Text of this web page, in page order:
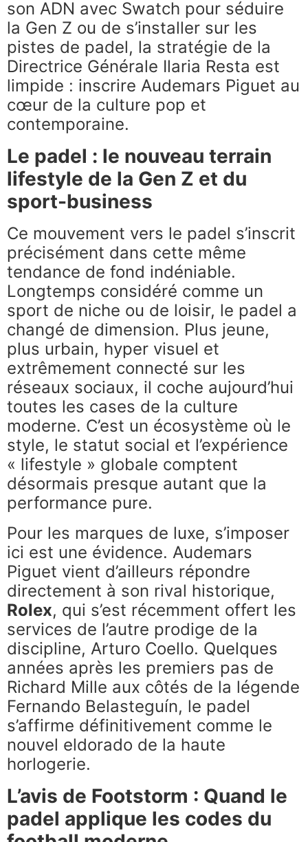
son ADN avec Swatch pour séduire
la Gen Z ou de s’installer sur les
pistes de padel, la stratégie de la
Directrice Générale Ilaria Resta est
limpide : inscrire Audemars Piguet au
cœur de la culture pop et
contemporaine.
Le padel : le nouveau terrain
lifestyle de la Gen Z et du
sport-business
Ce mouvement vers le padel s’inscrit
précisément dans cette même
tendance de fond indéniable.
Longtemps considéré comme un
sport de niche ou de loisir, le padel a
changé de dimension. Plus jeune,
plus urbain, hyper visuel et
extrêmement connecté sur les
réseaux sociaux, il coche aujourd’hui
toutes les cases de la culture
moderne. C’est un écosystème où le
style, le statut social et l’expérience
« lifestyle » globale comptent
désormais presque autant que la
performance pure.
Pour les marques de luxe, s’imposer
ici est une évidence. Audemars
Piguet vient d’ailleurs répondre
directement à son rival historique,
Rolex, qui s’est récemment offert les
services de l’autre prodige de la
discipline, Arturo Coello. Quelques
années après les premiers pas de
Richard Mille aux côtés de la légende
Fernando Belasteguín, le padel
s’affirme définitivement comme le
nouvel eldorado de la haute
horlogerie.
L’avis de Footstorm : Quand le
padel applique les codes du